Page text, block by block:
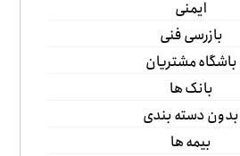
ایمنی
بازرسی فنی
باشگاه مشتریان
بانک ها
بدون دسته بندی
بیمه ها